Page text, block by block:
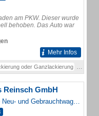
am PKW. Dieser wurde
behoben. Das Auto war
Mehr Infos
oder Ganzlackierung
Reinsch GmbH
Bei uns erwarten Sie Neu- und Gebrauchtwagen verschiedenster Marken sowie eine Werkstatt - alles rund ums Auto.